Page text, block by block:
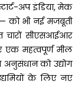
अप इंडिया, मेक
को भी नई मजबूती
चारों सीएसआईआर
महत्वपूर्ण मील
को उद्योग
के लिए नए